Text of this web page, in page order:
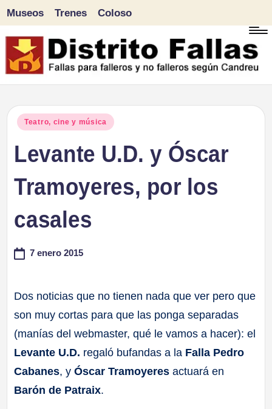
Saltar
al
Museos Trenes Coloso
Publicado
Teatro, cine y música
Levante U.D. y Óscar
Tramoyeres, por los
casales
7 enero 2015
Dos noticias que no tienen nada que ver pero que
son muy cortas para que las ponga separadas
(manías del webmaster, qué le vamos a hacer): el
Levante U.D. regaló bufandas a la Falla Pedro
Cabanes, yÓscar Tramoyeres actuará en
Barón de Patraix.